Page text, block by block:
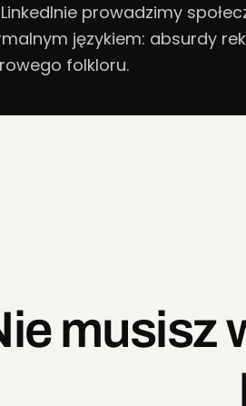
prowadzimy
językiem: absurdy
folkloru.
musisz